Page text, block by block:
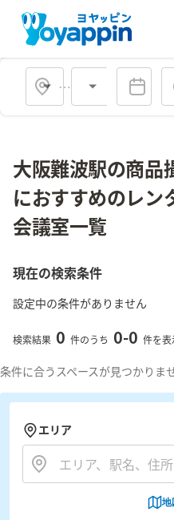
会場タイプ
大阪難波駅の商品
におすすめのレン
会議室一覧
現在の検索条件
設定中の条件がありません
検索結果 0 件のうち 0-0 件を表
条件に合うスペースが見つかりま
エリア
地